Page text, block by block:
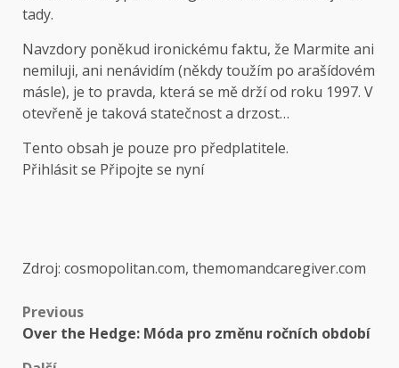
tady.
Navzdory poněkud ironickému faktu, že Marmite ani
nemiluji, ani nenávidím (někdy toužím po arašídovém
másle), je to pravda, která se mě drží od roku 1997. V
otevřeně je taková statečnost a drzost…
Tento obsah je pouze pro předplatitele.
Přihlásit se Připojte se nyní
Zdroj: cosmopolitan.com, themomandcaregiver.com
Previous
Over the Hedge: Móda pro změnu ročních období